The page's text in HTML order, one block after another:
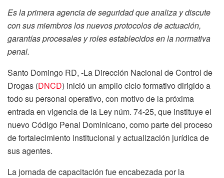
Es la primera agencia de seguridad que analiza y discute
con sus miembros los nuevos protocolos de actuación,
garantías procesales y roles establecidos en la normativa
penal.
Santo Domingo RD, -La Dirección Nacional de Control de
Drogas (DNCD) inició un amplio ciclo formativo dirigido a
todo su personal operativo, con motivo de la próxima
entrada en vigencia de la Ley núm. 74-25, que instituye el
nuevo Código Penal Dominicano, como parte del proceso
de fortalecimiento institucional y actualización jurídica de
sus agentes.
La jornada de capacitación fue encabezada por la